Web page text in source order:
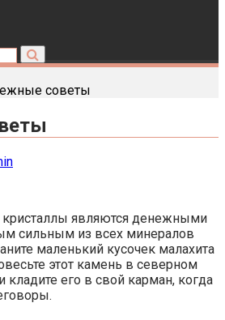
советы
являются денежными
сильным из всех минералов
маленький кусочек малахита
этот камень в северном
кладите его в свой карман, когда